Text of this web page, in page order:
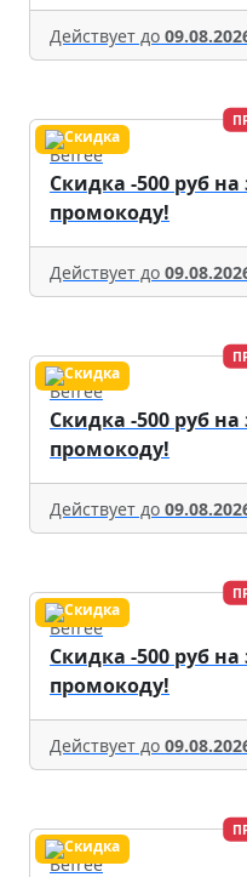
Действует до
Befree
Скидка -500 руб на
промокоду!
Действует до
Befree
Скидка -500 руб на
промокоду!
Действует до
Befree
Скидка -500 руб на
промокоду!
Действует до
Befree